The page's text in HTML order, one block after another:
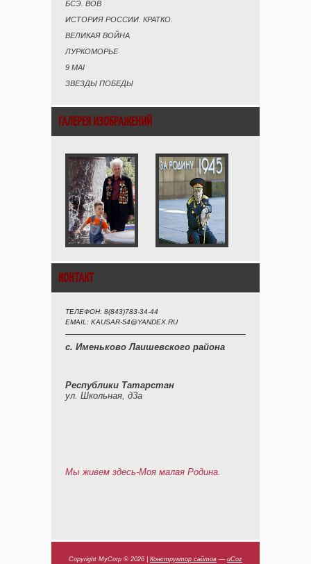
БСЭ. ВОВ
ИСТОРИЯ РОССИИ. КРАТКО.
ВЕЛИКАЯ ВОЙНА
ЛУРКОМОРЬЕ
9 MAI
ЗВЕЗДЫ ПОБЕДЫ
ГАЛЕРЕЯ ИЗОБРАЖЕНИЙ
КОНТАКТ
ТЕЛЕФОН: 8(843)783-34-44
EMAIL: KAUSAR-54@YANDEX.RU
с. Именьково Лаишевского района
Республики Татарстан
ул. Школьная, д3а
Мы живем здесь-Моя малая Родина.
Copyright MyCorp © 2026 Конструктор сайтов — uCoz